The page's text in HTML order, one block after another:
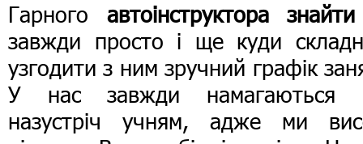
Гарного автоінструктора знайти
завжди просто і ще куди
узгодити з ним зручний графік
У нас завжди намагаються
назустріч учням, адже ми